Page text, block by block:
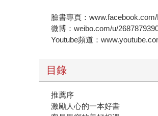
臉書專頁：
微博：weibo.com/u/
Youtube頻道：
目錄
推薦序
激勵人心的一本好